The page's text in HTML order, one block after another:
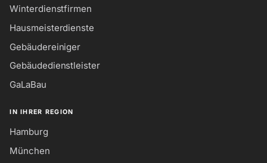
Winterdienstfirmen
Hausmeisterdienste
Gebäudereiniger
Gebäudedienstleister
GaLaBau
IN IHRER REGION
Hamburg
München